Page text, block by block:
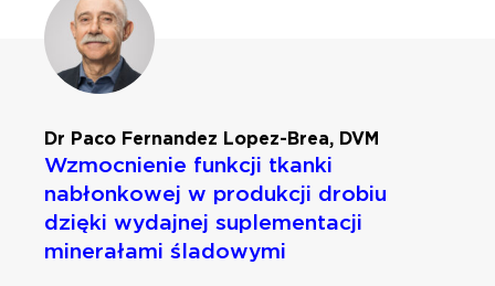
Dr Paco Fernandez Lopez-Brea, DVM
Wzmocnienie funkcji tkanki
nabłonkowej w produkcji drobiu
dzięki wydajnej suplementacji
minerałami śladowymi